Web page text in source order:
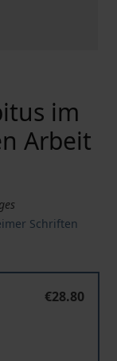
im
Arbeit
Schriften
€28.80